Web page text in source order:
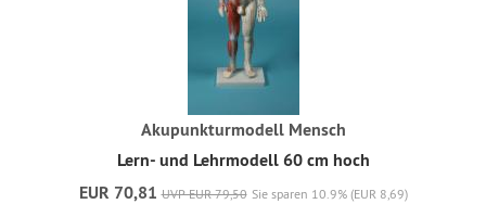
Akupunkturmodell Mensch
Lern- und Lehrmodell 60 cm hoch
EUR 70,81 UVP EUR 79,50 Sie sparen 10.9% (EUR 8,69)